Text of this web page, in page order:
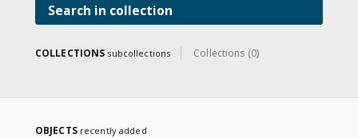
Search in collection
COLLECTIONS subcollections Collections (0)
OBJECTS recently added